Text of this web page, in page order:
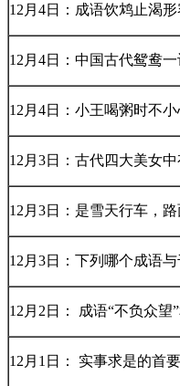
12月4日：成语饮鸩止渴
12月4日：中国古代鸳鸯
12月4日：小王喝粥时不
12月3日：古代四大美女
12月3日：是雪天行车，
12月3日：下列哪个成语
12月2日： 成语“不负众望
12月1日： 实事求是的首